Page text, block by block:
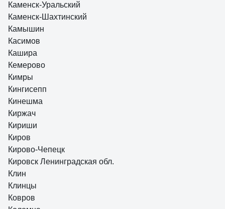
Каменск-Уральский
Каменск-Шахтинский
Камышин
Касимов
Кашира
Кемерово
Кимры
Кингисепп
Кинешма
Киржач
Кириши
Киров
Кирово-Чепецк
Кировск Ленинградская обл.
Клин
Клинцы
Ковров